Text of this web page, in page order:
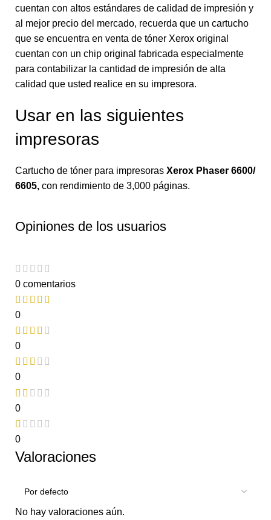
cuentan con altos estándares de calidad de impresión y
al mejor precio del mercado, recuerda que un cartucho
que se encuentra en venta de tóner Xerox original
cuentan con un chip original fabricada especialmente
para contabilizar la cantidad de impresión de alta
calidad que usted realice en su impresora.
Usar en las siguientes
impresoras
Cartucho de tóner para impresoras Xerox Phaser 6600/
6605, con rendimiento de 3,000 páginas.
Opiniones de los usuarios
0 comentarios
0
0
0
0
0
Valoraciones
No hay valoraciones aún.